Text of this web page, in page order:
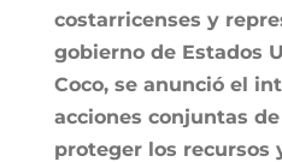
costarricenses y
gobierno de Estados
Coco, se anunció el
acciones conjuntas
proteger los recursos